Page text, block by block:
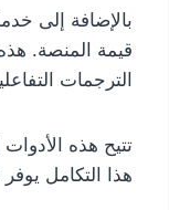
قيمة المنصة.
الترجمات
تتيح هذه
هذا التكامل